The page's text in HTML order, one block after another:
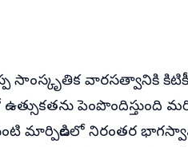
వారసత్వానికి
పెంపొందిస్తుంది
మార్పిడిలలో నిరంతర